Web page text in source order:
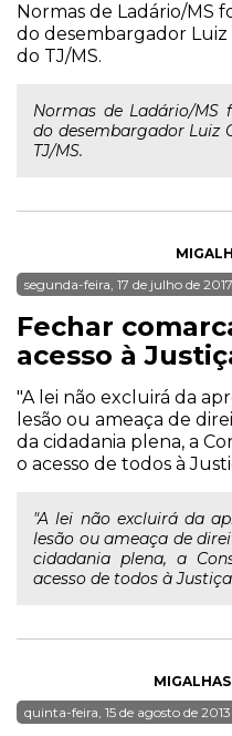
Normas de Ladário/MS
do desembargador
do TJ/MS.
Normas de Ladário/MS
do desembargador Luiz
TJ/MS.
segunda-feira, 17 de julho de 2017
Fechar
acesso à
"A lei não excluirá da
lesão ou ameaça de
da cidadania plena, a
o acesso de todos à
"A lei não excluirá da
lesão ou ameaça de
cidadania plena, a
acesso de todos à
quinta-feira, 15 de agosto de 2013